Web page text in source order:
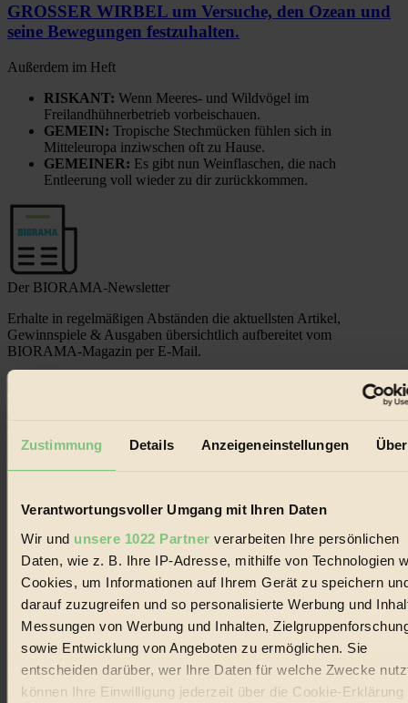
Zustimmung Details Anzeigeneinstellungen
Verantwortungsvoller Umgang mit Ihren Daten
Wir und unsere 1022 Partner verarbeiten Ihre persönlichen
Daten, wie z. B. Ihre IP-Adresse, mithilfe von Technologien
Cookies, um Informationen auf Ihrem Gerät zu speichern
darauf zuzugreifen und so personalisierte Werbung und
Messungen von Werbung und Inhalten,
sowie Entwicklung von Angeboten zu ermöglichen. Sie
entscheiden darüber, wer Ihre Daten für welche Zwecke
können Ihre Einwilligung jederzeit über die Cookie-Erklärung
GROSSER WIRBEL um Versuche, den Ozean und
seine Bewegungen festzuhalten.
Außerdem im Heft
RISKANT: Wenn Meeres- und Wildvögel im
Freilandhühnerbetrieb vorbeischauen.
GEMEIN: Tropische Stechmücken fühlen sich in
Mitteleuropa inziwschen oft zu Hause.
GEMEINER: Es gibt nun Weinflaschen, die nach
Entleerung voll wieder zu dir zurückkommen.
Der BIORAMA-Newsletter
Erhalte in regelmäßigen Abständen die aktuellsten Artikel,
Gewinnspiele & Ausgaben übersichtlich aufbereitet vom
BIORAMA-Magazin per E-Mail.
© 2026 Biorama GmbH
Impressum & Disclaimer
Datenschutz
Mediadaten
Biorama steht für einen nachhaltigen Lebensstil und bewussten
Lebenswandel. Es ist eine moderne Plattform für Ideen, Menschen
und Produkte, ein Leitfaden im schnell wachsenden Markt des
Handels mit Bioprodukten, des Fair-Trade sowie der Branche
alternativer Energien.